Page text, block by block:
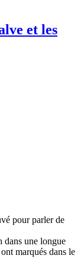
et les
pour parler de
dans une longue
marqués dans le